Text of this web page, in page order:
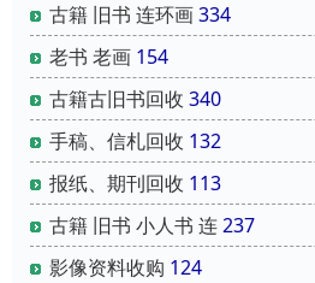
古籍 旧书 连环画334
老书 老画 154
古籍古旧书回收 340
手稿、信札回收 132
报纸、期刊回收 113
古籍 旧书 小人书 连237
影像资料收购 124